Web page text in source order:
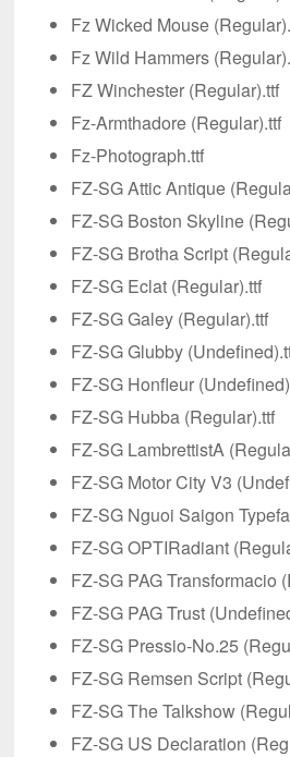
Fz Wicked Mouse
Fz Wild Hammers
FZ Winchester (Regular).ttf
Fz-Armthadore (Regular).ttf
Fz-Photograph.ttf
FZ-SG Attic Antique
FZ-SG Boston Skyline
FZ-SG Brotha Script
FZ-SG Eclat (Regular).ttf
FZ-SG Galey (Regular).ttf
FZ-SG Glubby
FZ-SG Honfleur
FZ-SG Hubba (Regular).ttf
FZ-SG LambrettistA
FZ-SG Motor City V3
FZ-SG Nguoi Saigon
FZ-SG OPTIRadiant
FZ-SG PAG Transformacio
FZ-SG PAG Trust
FZ-SG Pressio-No.25
FZ-SG Remsen Script
FZ-SG The Talkshow
FZ-SG US Declaration